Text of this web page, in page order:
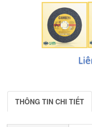
THÔNG TIN CHI TIẾT